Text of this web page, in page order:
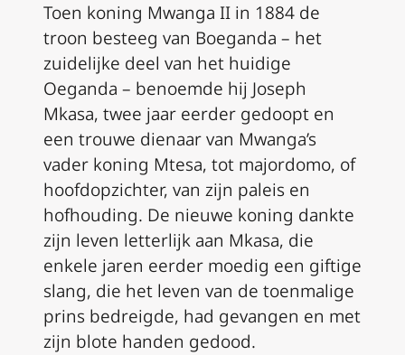
Toen koning Mwanga II in 1884 de
troon besteeg van Boeganda – het
zuidelijke deel van het huidige
Oeganda – benoemde hij Joseph
Mkasa, twee jaar eerder gedoopt en
een trouwe dienaar van Mwanga’s
vader koning Mtesa, tot majordomo, of
hoofdopzichter, van zijn paleis en
hofhouding. De nieuwe koning dankte
zijn leven letterlijk aan Mkasa, die
enkele jaren eerder moedig een giftige
slang, die het leven van de toenmalige
prins bedreigde, had gevangen en met
zijn blote handen gedood.